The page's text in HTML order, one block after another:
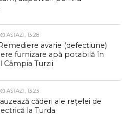
ASTAZI, 13:28
avarie (defecțiune)
furnizare apă potabilă în
Câmpia Turzii
ASTAZI, 13:23
căderi ale rețelei de
la Turda